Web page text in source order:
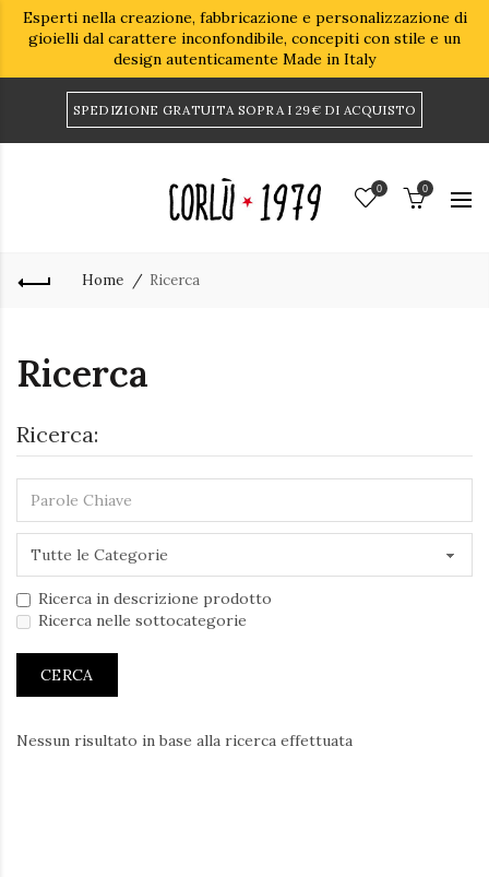
Esperti nella creazione, fabbricazione e personalizzazione di
gioielli dal carattere inconfondibile, concepiti con stile e un
design autenticamente Made in Italy
SPEDIZIONE GRATUITA SOPRA I 29€ DI ACQUISTO
0 0
Home Ricerca
Ricerca
Ricerca:
Ricerca in descrizione prodotto
Ricerca nelle sottocategorie
Nessun risultato in base alla ricerca effettuata